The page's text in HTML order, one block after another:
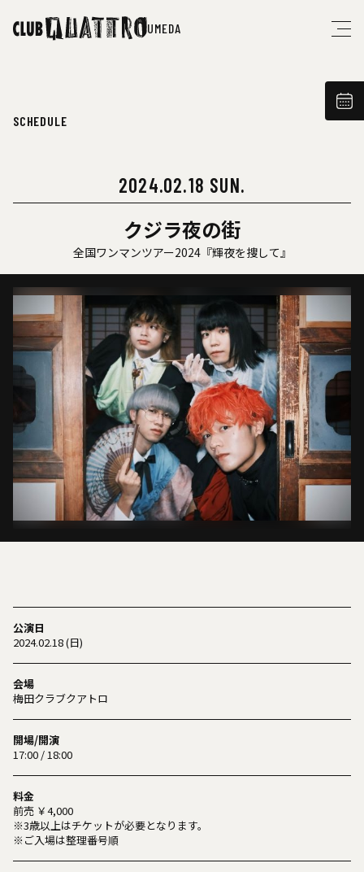
UMEDA
SCHEDULE
2024.02.18 SUN.
クジラ夜の街
全国ワンマンツアー2024『輝夜を捜して』
公演日
2024.02.18 (日)
会場
梅田クラブクアトロ
開場/開演
17:00 / 18:00
料金
前売 ￥4,000
※3歳以上はチケットが必要となります。
※ご⼊場は整理番号順